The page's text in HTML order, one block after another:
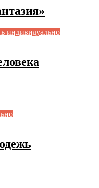
индивидуально